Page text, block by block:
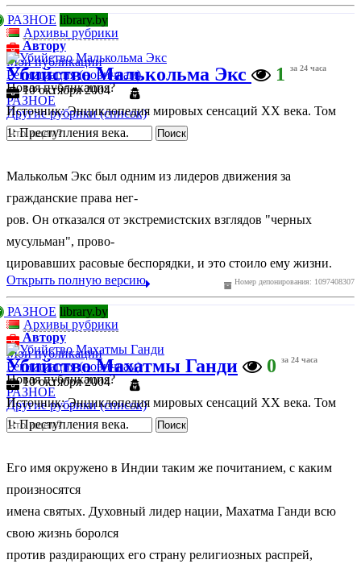
РАЗНОЕ library.by
Архивы рубрики
Автору
Мои публикации
Регистрация (новичкам)
Новая публикация?
РАЗНОЕ
Другие рубрики (список)
Убийство Малькольма Экс 1 за 24 часа
10 октября 2004
Источник: Энциклопедия мировых сенсаций ХХ века. Том
1: Преступления века.
Малькольм Экс был одним из лидеров движения за
гражданские права нег-
ров. Он отказался от экстремистских взглядов "черных
мусульман", прово-
цировавших расовые беспорядки, и это стоило ему жизни.
Номер депонирования: 1097408307
Открыть полную версию
РАЗНОЕ library.by
Архивы рубрики
Автору
Мои публикации
Регистрация (новичкам)
Новая публикация?
РАЗНОЕ
Другие рубрики (список)
Убийство Махатмы Ганди 0 за 24 часа
10 октября 2004
Источник: Энциклопедия мировых сенсаций ХХ века. Том
1: Преступления века.
Его имя окружено в Индии таким же почитанием, с каким
произносятся
имена святых. Духовный лидер нации, Махатма Ганди всю
свою жизнь боролся
против раздирающих его страну религиозных распрей,